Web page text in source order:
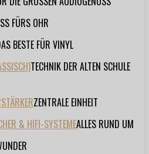
FÜRS OHR
BESTE FÜR VINYL
TECHNIK DER ALTEN SCHULE
ZENTRALE EINHEIT
& HIFI-SYSTEMEALLES RUND UM